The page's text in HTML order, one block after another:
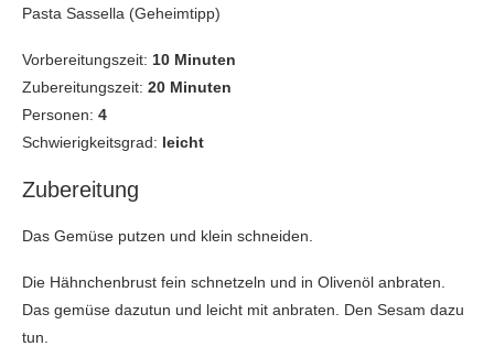
Pasta Sassella (Geheimtipp)
Vorbereitungszeit: 10 Minuten
Zubereitungszeit: 20 Minuten
Personen: 4
Schwierigkeitsgrad: leicht
Zubereitung
Das Gemüse putzen und klein schneiden.
Die Hähnchenbrust fein schnetzeln und in Olivenöl anbraten.
Das gemüse dazutun und leicht mit anbraten. Den Sesam dazu
tun.